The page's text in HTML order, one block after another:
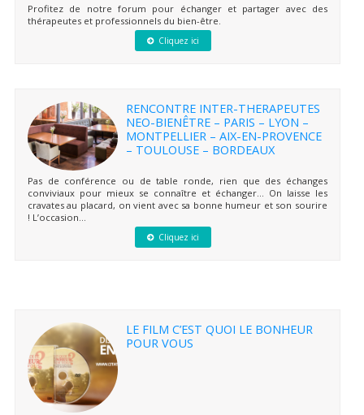
Profitez de notre forum pour échanger et partager avec des
thérapeutes et professionnels du bien-être.
Cliquez ici
RENCONTRE INTER-THERAPEUTES
NEO-BIENÊTRE – PARIS – LYON –
MONTPELLIER – AIX-EN-PROVENCE
– TOULOUSE – BORDEAUX
Pas de conférence ou de table ronde, rien que des échanges
conviviaux pour mieux se connaître et échanger… On laisse les
cravates au placard, on vient avec sa bonne humeur et son sourire
! L’occasion...
Cliquez ici
LE FILM C’EST QUOI LE BONHEUR
POUR VOUS